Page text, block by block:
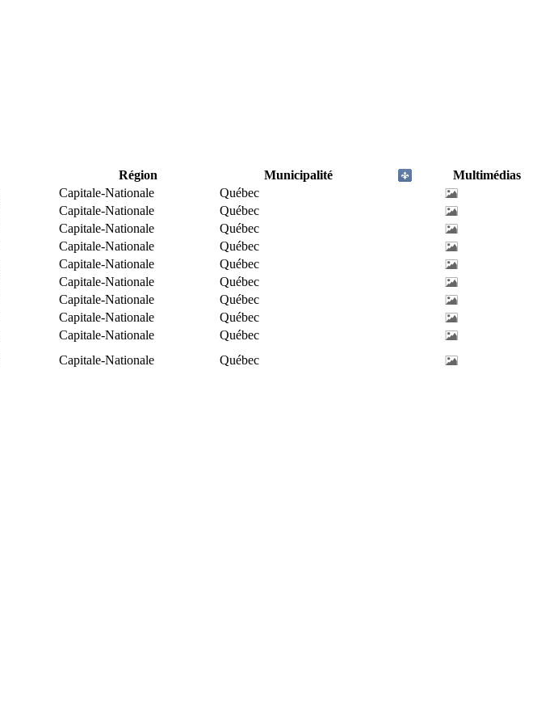
Région Municipalité
Multimédias
Capitale-Nationale
Québec
Capitale-Nationale
Québec
Capitale-Nationale
Québec
Capitale-Nationale
Québec
Capitale-Nationale
Québec
Capitale-Nationale
Québec
Capitale-Nationale
Québec
Capitale-Nationale
Québec
Capitale-Nationale
Québec
Capitale-Nationale Québec